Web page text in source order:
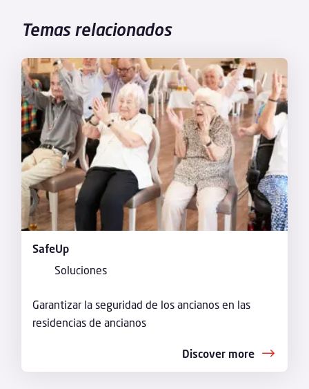
Temas relacionados
SafeUp
Soluciones
Garantizar la seguridad de los ancianos en las
residencias de ancianos
Discover more